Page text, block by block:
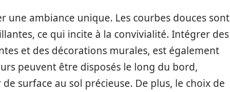
une ambiance unique. Les courbes douces sont
ce qui incite à la convivialité. Intégrer des
et des décorations murales, est également
peuvent être disposés le long du bord,
surface au sol précieuse. De plus, le choix de